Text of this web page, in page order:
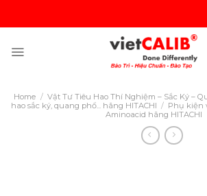
content
Home / Vật Tư Tiêu Hao Thí Nghiệm – Sắc Ký –
hao sắc ký, quang phổ... hãng HITACHI / Phụ kiện
Aminoacid hãng HITACHI